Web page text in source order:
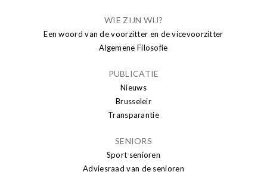
WIE ZIJN WIJ?
Een woord van de voorzitter en de vicevoorzitter
Algemene Filosofie
PUBLICATIE
Nieuws
Brusseleir
Transparantie
SENIORS
Sport senioren
Adviesraad van de senioren